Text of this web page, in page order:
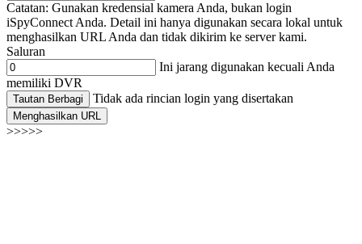
Catatan: Gunakan kredensial kamera Anda, bukan login
iSpyConnect Anda. Detail ini hanya digunakan secara lokal untuk
menghasilkan URL Anda dan tidak dikirim ke server kami.
Saluran
Ini jarang digunakan kecuali Anda
memiliki DVR
Tautan Berbagi Tidak ada rincian login yang disertakan
Menghasilkan URL
>>>>>